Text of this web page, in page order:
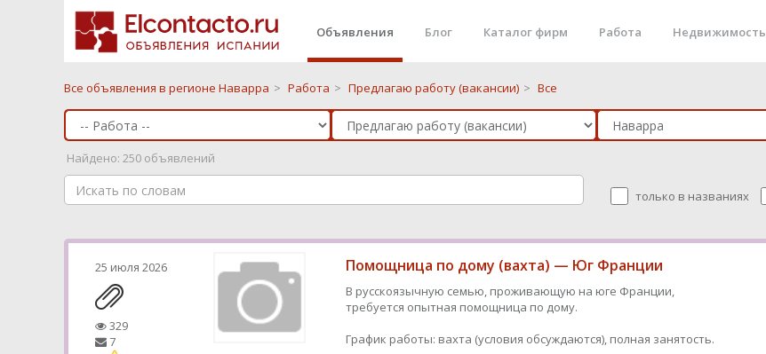
Объявления Блог Каталог фирм Работа Недвижимость
Все объявления в регионе Наварра > Работа > Предлагаю работу (вакансии) > Все
Найдено: 250 объявлений
только в названиях
25 июля 2026
329
7
Помощница по дому (вахта) — Юг Франции
В русскоязычную семью, проживающую на юге Франции,
требуется опытная помощница по дому.
График работы: вахта (условия обсуждаются), полная занятость.